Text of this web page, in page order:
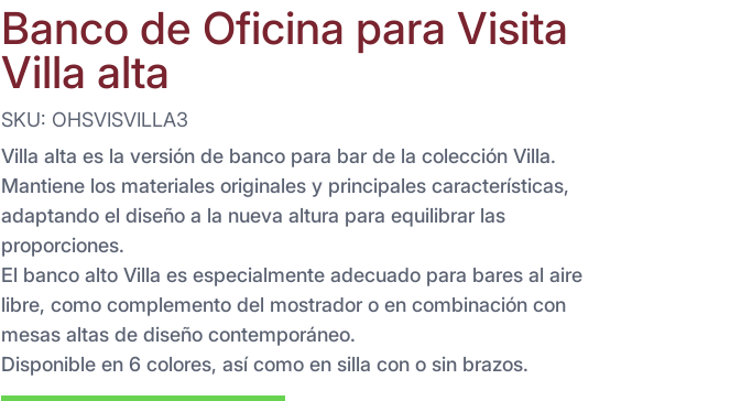
Banco de Oficina para Visita
Villa alta
SKU: OHSVISVILLA3
Villa alta es la versión de banco para bar de la colección Villa.
Mantiene los materiales originales y principales características,
adaptando el diseño a la nueva altura para equilibrar las
proporciones.
El banco alto Villa es especialmente adecuado para bares al aire
libre, como complemento del mostrador o en combinación con
mesas altas de diseño contemporáneo.
Disponible en 6 colores, así como en silla con o sin brazos.